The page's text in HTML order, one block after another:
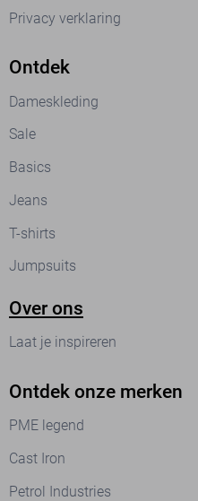
Privacy verklaring
Ontdek
Dameskleding
Sale
Basics
Jeans
T-shirts
Jumpsuits
Over ons
Laat je inspireren
Ontdek onze merken
PME legend
Cast Iron
Petrol Industries